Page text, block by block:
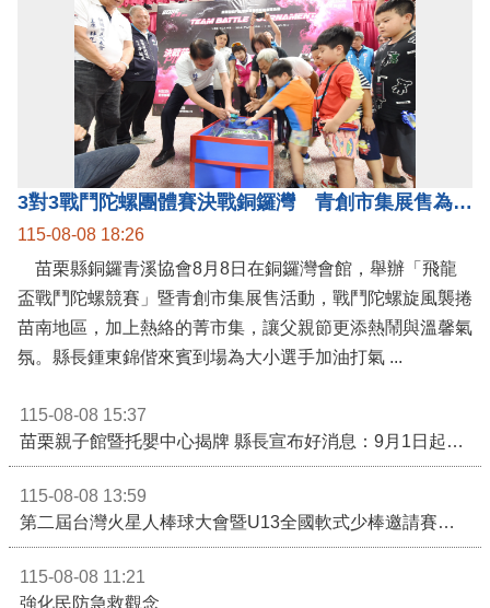
3對3戰鬥陀螺團體賽決戰銅鑼灣 青創市集展售為父親節增添繽紛
115-08-08 18:26
苗栗縣銅鑼青溪協會8月8日在銅鑼灣會館，舉辦「飛龍
盃戰鬥陀螺競賽」暨青創市集展售活動，戰鬥陀螺旋風襲捲
苗南地區，加上熱絡的菁市集，讓父親節更添熱鬧與溫馨氣
氛。縣長鍾東錦偕來賓到場為大小選手加油打氣 ...
115-08-08 15:37
苗栗親子館暨托嬰中心揭牌 縣長宣布好消息：9月1日起調降臨時托嬰費用
115-08-08 13:59
第二屆台灣火星人棒球大會暨U13全國軟式少棒邀請賽在苗栗舉辦
115-08-08 11:21
強化民防急救觀念